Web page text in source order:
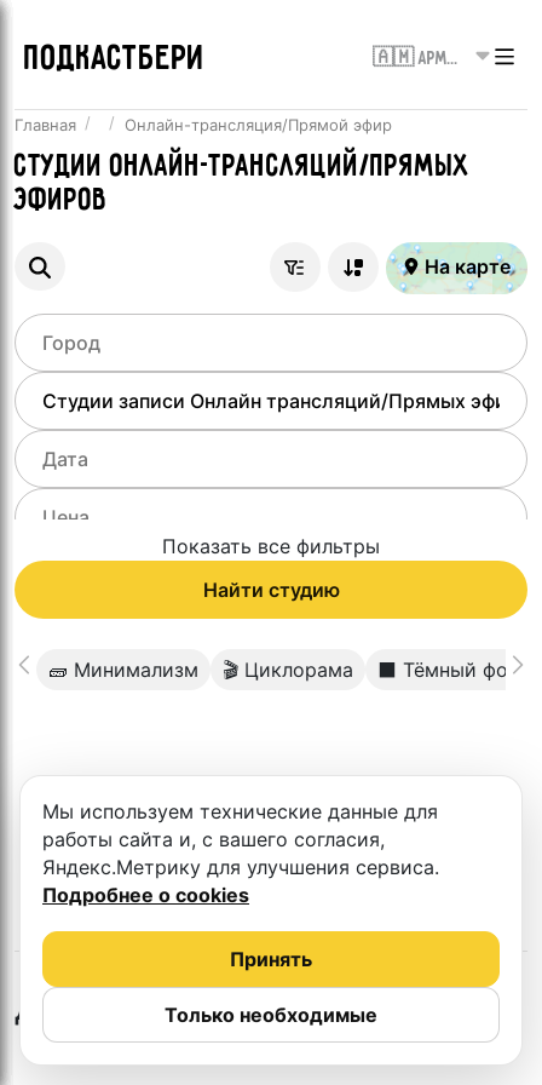
ПОДКАСТБЕРИ 🇦🇲 Армения
Главная Онлайн-трансляция/Прямой эфир
Студии онлайн-трансляций/Прямых
эфиров
На карте
Показать все фильтры
Найти студию
🧱 Минимализм 🎬 Циклорама ⬛️ Тёмный фон
студии
Другие студии
Мы используем технические данные для
работы сайта и, с вашего согласия,
Яндекс.Метрику для улучшения сервиса.
Подробнее о cookies
Только необходимые
Принять